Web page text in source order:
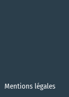
Mentions légales